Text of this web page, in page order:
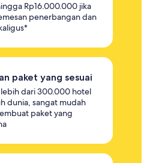
Rp16.000.000 jika
penerbangan dan
paket yang sesuai
dari 300.000 hotel
dunia, sangat mudah
paket yang